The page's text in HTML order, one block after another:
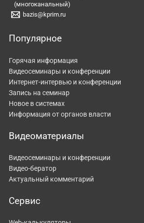
(многоканальный)
bazis@kprim.ru
Популярное
Горячая информация
Видеосеминары и конференции
Интернет-интервью и конференции
Запись на семинар
Новое в системах
Информация от органов власти
Видеоматериалы
Видеосеминары и конференции
Видео-бератор
Актуальный комментарий
Сервис